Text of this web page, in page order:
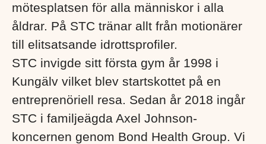
mötesplatsen för alla människor i alla
åldrar. På STC tränar allt från motionärer
till elitsatsande idrottsprofiler.
STC invigde sitt första gym år 1998 i
Kungälv vilket blev startskottet på en
entreprenöriell resa. Sedan år 2018 ingår
STC i familjeägda Axel Johnson-
koncernen genom Bond Health Group. Vi